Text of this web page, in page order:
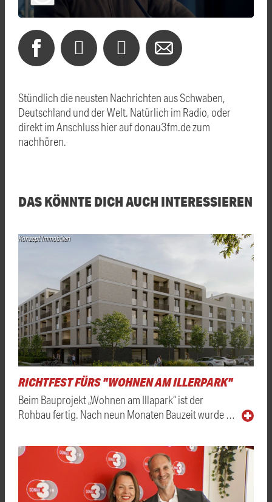
Stündlich die neusten Nachrichten aus Schwaben,
Deutschland und der Welt. Natürlich im Radio, oder
direkt im Anschluss hier auf donau3fm.de zum
nachhören.
DAS KÖNNTE DICH AUCH INTERESSIEREN
Konzept Immobilien
RICHTFEST FÜRS "WOHNEN AM ILLERPARK"
Beim Bauprojekt „Wohnen am Illapark“ ist der
Rohbau fertig. Nach neun Monaten Bauzeit wurde …